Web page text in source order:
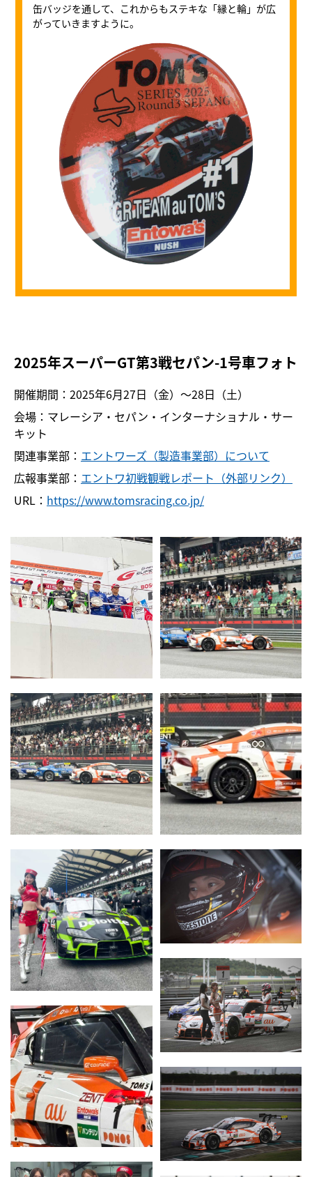
缶バッジを通して、これからもステキな「縁と輪」が広
がっていきますように。
2025年スーパーGT第3戦セパン-1号車フォト
開催期間：2025年6月27日（金）〜28日（土）
会場：マレーシア・セパン・インターナショナル・サー
キット
関連事業部： エントワーズ（製造事業部）について
広報事業部： エントワ初戦観戦レポート（外部リンク）
URL： https://www.tomsracing.co.jp/